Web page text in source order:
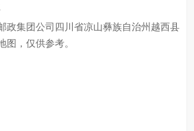
政集团公司四川省凉山彝族自治州越西县
图，仅供参考。